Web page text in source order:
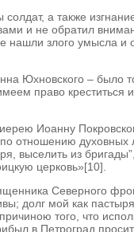
а также
и не обратил
нашли злого
Юхновского – было
право креститься
Иоанну
отношению
выселить из
церковь»[10].
Северного
долг мой как
того, что
в Петроград